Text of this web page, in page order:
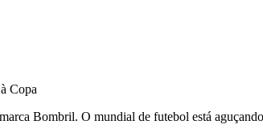
Bombril. O mundial de futebol está